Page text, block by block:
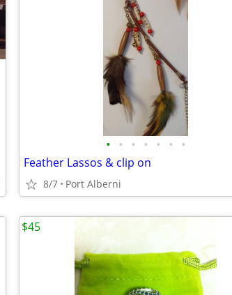
• • • • • • •
Feather Lassos & clip on
8/7 Port Alberni
$45